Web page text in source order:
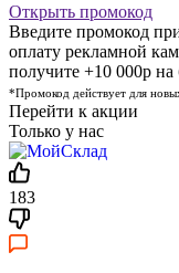
Открыть промокод
Введите промокод
оплату рекламной
получите +10 000р
*Промокод действует для
Перейти к акции
Только у нас
183